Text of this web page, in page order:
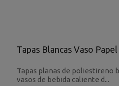
Tapas Blancas Vaso
Tapas planas de poliestireno
vasos de bebida caliente d...